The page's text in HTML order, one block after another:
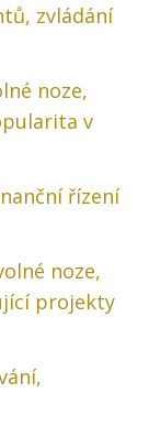
zvládání
noze,
v
řízení
noze,
projekty